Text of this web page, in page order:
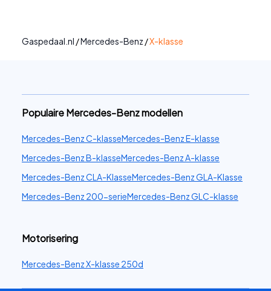
Gaspedaal.nl /Mercedes-Benz /X-klasse
Populaire Mercedes-Benz modellen
Mercedes-Benz C-klasseMercedes-Benz E-klasse
Mercedes-Benz B-klasseMercedes-Benz A-klasse
Mercedes-Benz CLA-KlasseMercedes-Benz GLA-Klasse
Mercedes-Benz 200-serieMercedes-Benz GLC-klasse
Motorisering
Mercedes-Benz X-klasse 250d